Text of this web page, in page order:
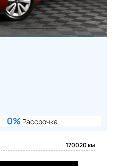
0% Рассрочка
170020 км